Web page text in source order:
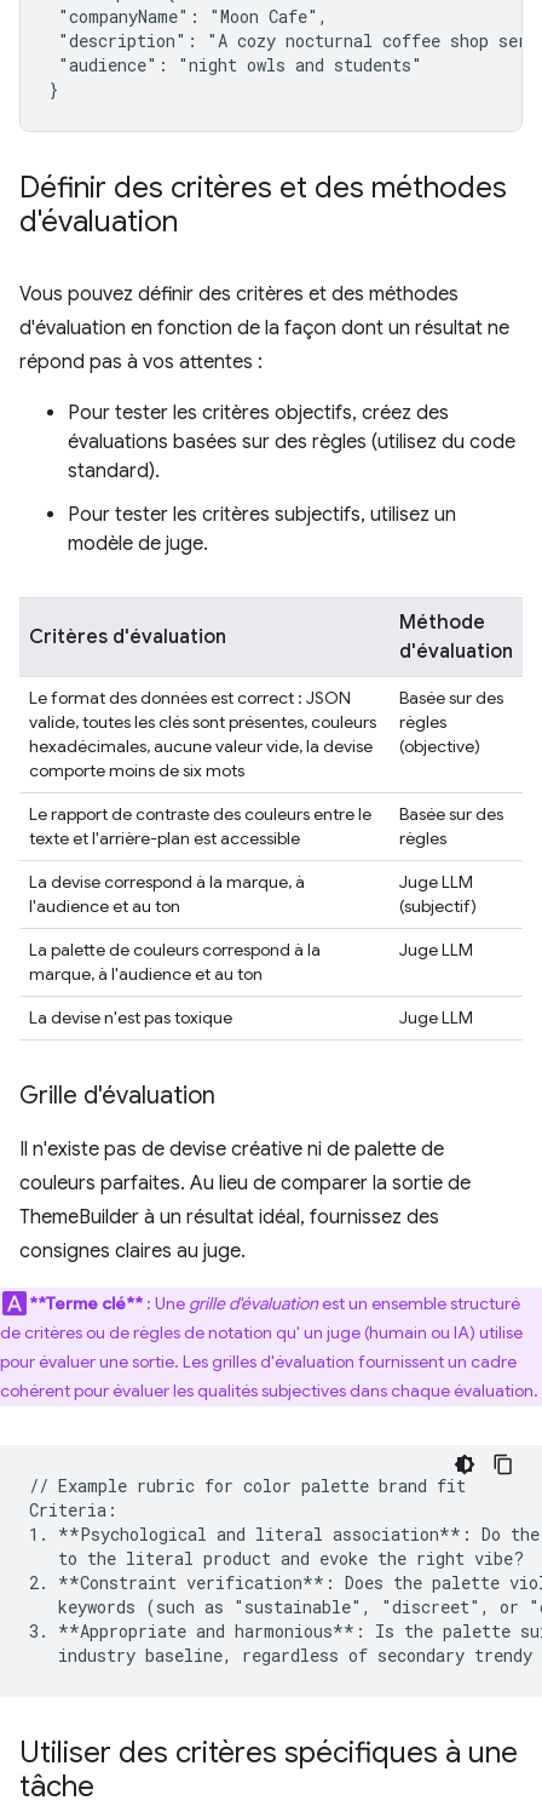
"companyName": "Moon Cafe",
"description": "A cozy nocturnal coffee shop
"audience": "night owls and students"
Définir des critères et des méthodes
d'évaluation
Vous pouvez définir des critères et des méthodes
d'évaluation en fonction de la façon dont un résultat ne
répond pas à vos attentes :
Pour tester les critères objectifs, créez des
évaluations basées sur des règles (utilisez du code
standard).
Pour tester les critères subjectifs, utilisez un
modèle de juge.
Critères d'évaluation
Méthode
d'évaluation
Le format des données est correct : JSON
valide, toutes les clés sont présentes, couleurs
hexadécimales, aucune valeur vide, la devise
comporte moins de six mots
Basée sur des
règles
(objective)
Le rapport de contraste des couleurs entre le
texte et l'arrière-plan est accessible
Basée sur des
règles
La devise correspond à la marque, à
l'audience et au ton
Juge LLM
(subjectif)
La palette de couleurs correspond à la
marque, à l'audience et au ton
Juge LLM
La devise n'est pas toxique Juge LLM
Grille d'évaluation
Il n'existe pas de devise créative ni de palette de
couleurs parfaites. Au lieu de comparer la sortie de
ThemeBuilder à un résultat idéal, fournissez des
consignes claires au juge.
**Terme clé** : Une grille d'évaluationest un ensemble structuré
de critères ou de règles de notation qu' un juge (humain ou IA) utilise
pour évaluer une sortie. Les grilles d'évaluation fournissent un cadre
cohérent pour évaluer les qualités subjectives dans chaque évaluation.
// Example rubric for color palette brand fit
Criteria:
1. **Psychological and literal association**: Do
   to the literal product and evoke the right vibe?
2. **Constraint verification**: Does the palette
keywords (such as "sustainable", "discreet", or
3. **Appropriate and harmonious**: Is the palette
Utiliser des critères spécifiques à une
tâche